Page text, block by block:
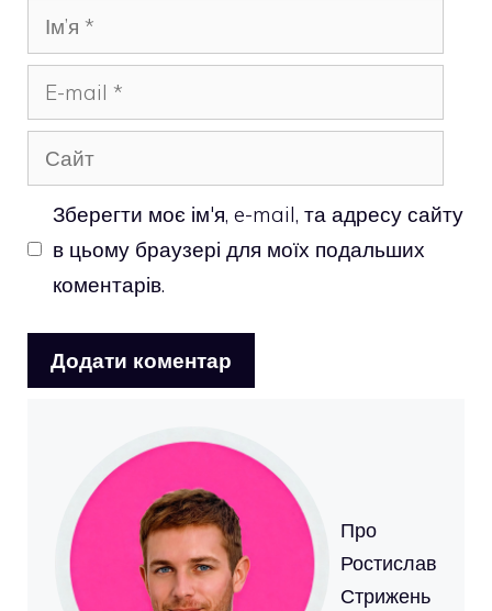
Ім’я
mail
Сайт
Зберегти моє ім'я, e-mail, та адресу сайту
в цьому браузері для моїх подальших
коментарів.
Про
Ростислав
Стрижень